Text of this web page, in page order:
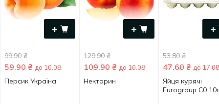
+
99.90 ₴
59.90 ₴ до 10.08
Персик Україна
+
129.90 ₴
109.90 ₴ до 10.08
Нектарин
+
53.80 ₴
47.60 ₴ до 17.08
Яйця курячі
Eurogroup С0